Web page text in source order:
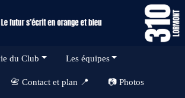
du Club Les équipes
📇 Contact et plan 📍 📷 Photos
cookies